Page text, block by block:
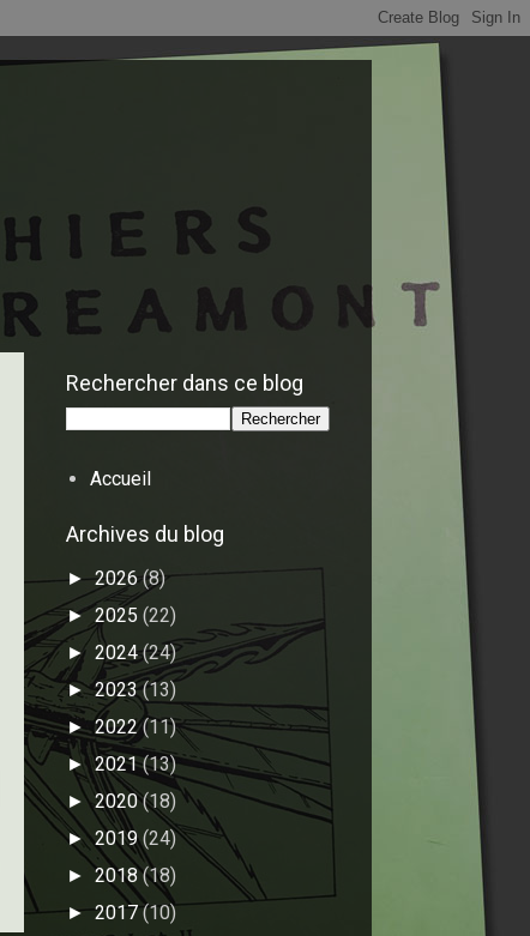
Rechercher dans ce blog
Accueil
Archives du blog
►2026(8)
►2025 (22)
► 2024(24)
►2023(13)
►2022(11)
►2021(13)
►2020(18)
►2019(24)
► 2018(18)
►2017(10)